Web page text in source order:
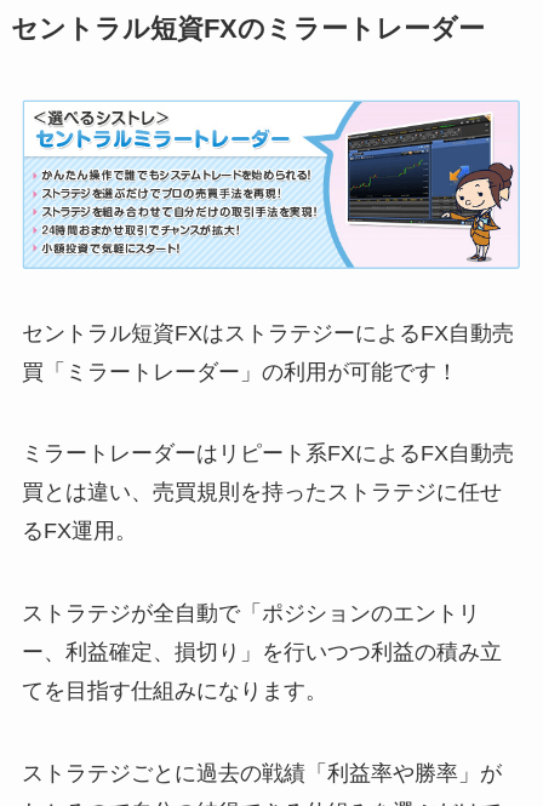
セントラル短資FXのミラートレーダー
セントラル短資FXはストラテジーによるFX自動売
買「ミラートレーダー」の利用が可能です！
ミラートレーダーはリピート系FXによるFX自動売
買とは違い、売買規則を持ったストラテジに任せ
るFX運用。
ストラテジが全自動で「ポジションのエントリ
ー、利益確定、損切り」を行いつつ利益の積み立
てを目指す仕組みになります。
ストラテジごとに過去の戦績「利益率や勝率」が